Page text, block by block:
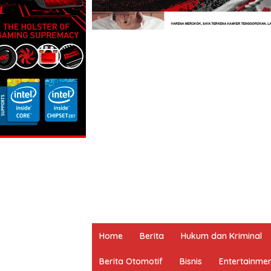
Home Berita Hukum dan Kriminal
Berita Otomotif Bisnis